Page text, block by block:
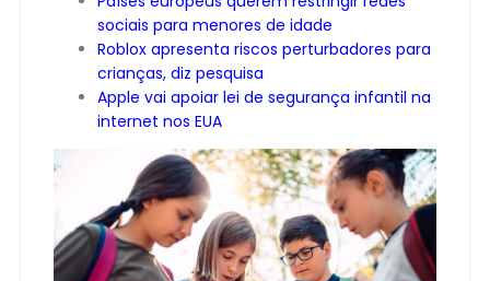
sociais para menores de idade
Roblox apresenta riscos perturbadores para
crianças, diz pesquisa
Apple vai apoiar lei de segurança infantil na
internet nos EUA